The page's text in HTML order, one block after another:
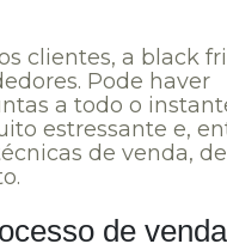
clientes, a black
Pode haver
a todo o
estressante e,
de venda, de
de